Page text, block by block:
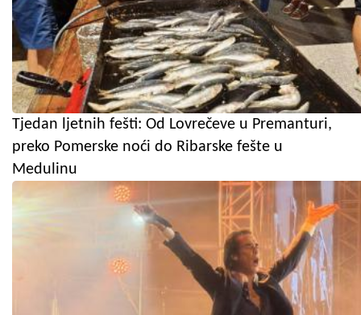
Tjedan ljetnih fešti: Od Lovrečeve u Premanturi,
preko Pomerske noći do Ribarske fešte u
Medulinu